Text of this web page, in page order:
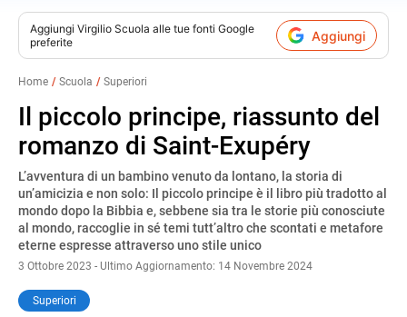
contenuto
Aggiungi Virgilio Scuola alle tue fonti Google
preferite
Aggiungi
Home Scuola Superiori
Il piccolo principe, riassunto del
romanzo di Saint-Exupéry
L’avventura di un bambino venuto da lontano, la storia di
un’amicizia e non solo: Il piccolo principe è il libro più tradotto al
mondo dopo la Bibbia e, sebbene sia tra le storie più conosciute
al mondo, raccoglie in sé temi tutt’altro che scontati e metafore
eterne espresse attraverso uno stile unico
3 Ottobre 2023 - Ultimo Aggiornamento: 14 Novembre 2024
Superiori